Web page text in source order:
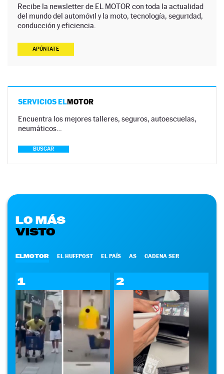
Recibe la newsletter de EL MOTOR con toda la actualidad
del mundo del automóvil y la moto, tecnología, seguridad,
conducción y eficiencia.
APÚNTATE
SERVICIOS ELMOTOR
Encuentra los mejores talleres, seguros, autoescuelas,
neumáticos…
BUSCAR
LO MÁS
VISTO
ELMOTOR EL HUFFPOST EL PAÍS AS CADENA SER
1 2